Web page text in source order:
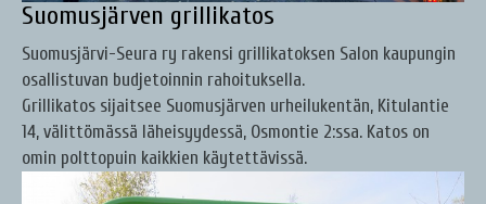
Suomusjärven grillikatos
Suomusjärvi-Seura ry rakensi grillikatoksen Salon kaupungin
osallistuvan budjetoinnin rahoituksella.
Grillikatos sijaitsee Suomusjärven urheilukentän, Kitulantie
14, välittömässä läheisyydessä, Osmontie 2:ssa. Katos on
omin polttopuin kaikkien käytettävissä.